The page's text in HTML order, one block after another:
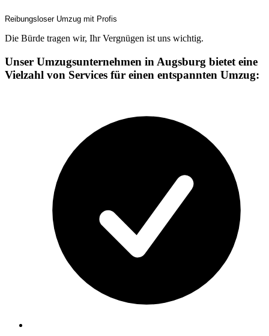
Reibungsloser Umzug mit Profis
Die Bürde tragen wir, Ihr Vergnügen ist uns wichtig.
Unser Umzugsunternehmen in Augsburg bietet eine
Vielzahl von Services für einen entspannten Umzug: